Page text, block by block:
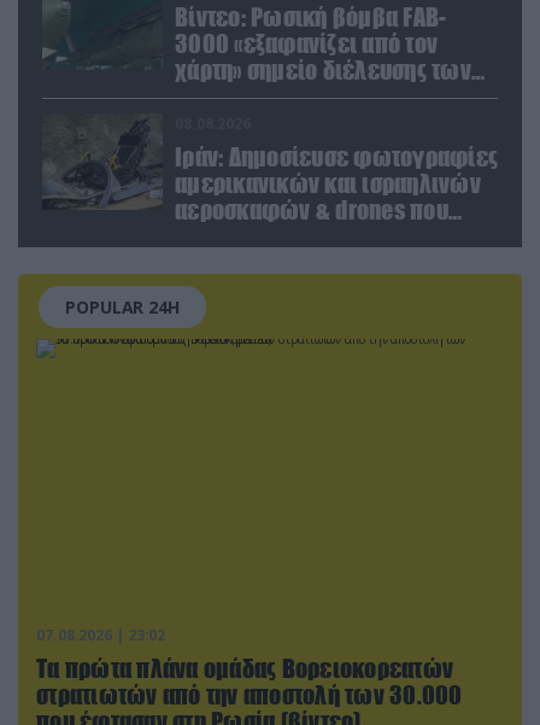
Βίντεο: Ρωσική βόμβα FAB-
3000 «εξαφανίζει από τον
χάρτη» σημείο διέλευσης των
ουκρανικών δυνάμεων στην
Ιράν: Δημοσίευσε φωτογραφίες
αμερικανικών και ισραηλινών
αεροσκαφών & drones που
POPULAR 24H
07.08.2026 | 23:02
Τα πρώτα πλάνα ομάδας Βορειοκορεατών
στρατιωτών από την αποστολή των 30.000